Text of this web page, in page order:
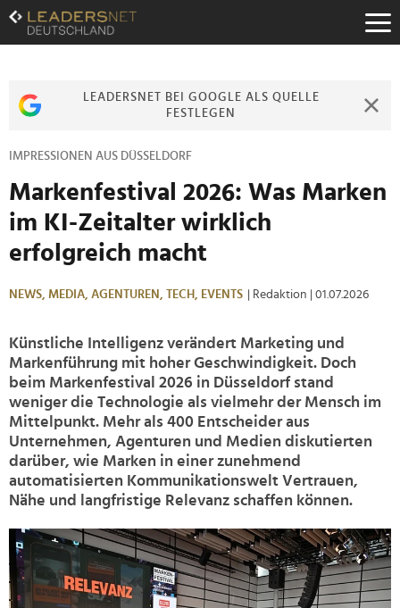
Zum
Inhalt
Zur
Zur
LEADERSNET BEI GOOGLE ALS QUELLE
FESTLEGEN
IMPRESSIONEN AUS DÜSSELDORF
Markenfestival 2026: Was Marken
im KI-Zeitalter wirklich
erfolgreich macht
NEWS, MEDIA, AGENTUREN, TECH, EVENTS | Redaktion | 01.07.2026
Künstliche Intelligenz verändert Marketing und
Markenführung mit hoher Geschwindigkeit. Doch
beim Markenfestival 2026 in Düsseldorf stand
weniger die Technologie als vielmehr der Mensch im
Mittelpunkt. Mehr als 400 Entscheider aus
Unternehmen, Agenturen und Medien diskutierten
darüber, wie Marken in einer zunehmend
automatisierten Kommunikationswelt Vertrauen,
Nähe und langfristige Relevanz schaffen können.